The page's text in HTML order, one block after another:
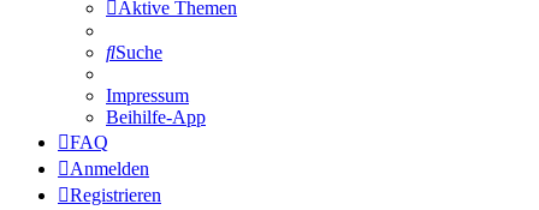
Aktive Themen
Suche
Impressum
Beihilfe-App
FAQ
Anmelden
Registrieren